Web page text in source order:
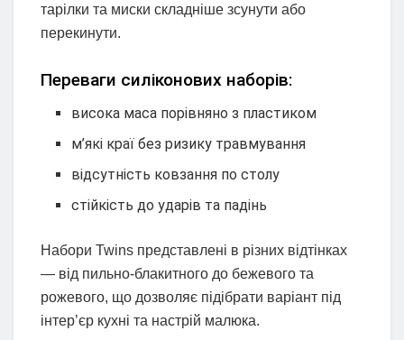
тарілки та миски складніше зсунути або
перекинути.
Переваги силіконових наборів:
висока маса порівняно з пластиком
м’які краї без ризику травмування
відсутність ковзання по столу
стійкість до ударів та падінь
Набори Twins представлені в різних відтінках
— від пильно-блакитного до бежевого та
рожевого, що дозволяє підібрати варіант під
інтер’єр кухні та настрій малюка.